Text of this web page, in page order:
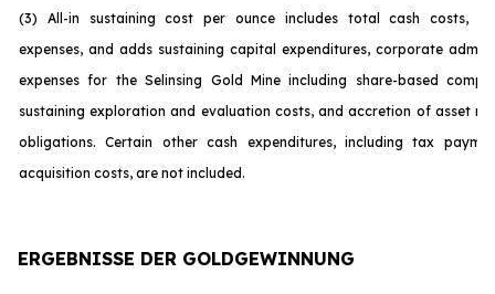
(3) All-in sustaining cost per ounce includes total cash costs,
expenses, and adds sustaining capital expenditures, corporate
expenses for the Selinsing Gold Mine including share-based
sustaining exploration and evaluation costs, and accretion of asset
obligations. Certain other cash expenditures, including tax
acquisition costs, are not included.
ERGEBNISSE DER GOLDGEWINNUNG